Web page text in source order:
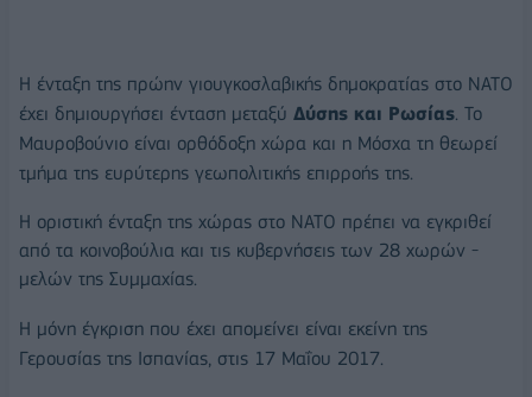
Η ένταξη της πρώην γιουγκοσλαβικής δημοκρατίας στο NATO
έχει δημιουργήσει ένταση μεταξύ Δύσης και Ρωσίας. Το
Μαυροβούνιο είναι ορθόδοξη χώρα και η Μόσχα τη θεωρεί
τμήμα της ευρύτερης γεωπολιτικής επιρροής της.
Η οριστική ένταξη της χώρας στο NATO πρέπει να εγκριθεί
από τα κοινοβούλια και τις κυβερνήσεις των 28 χωρών -
μελών της Συμμαχίας.
Η μόνη έγκριση που έχει απομείνει είναι εκείνη της
Γερουσίας της Ισπανίας, στις 17 Μαΐου 2017.